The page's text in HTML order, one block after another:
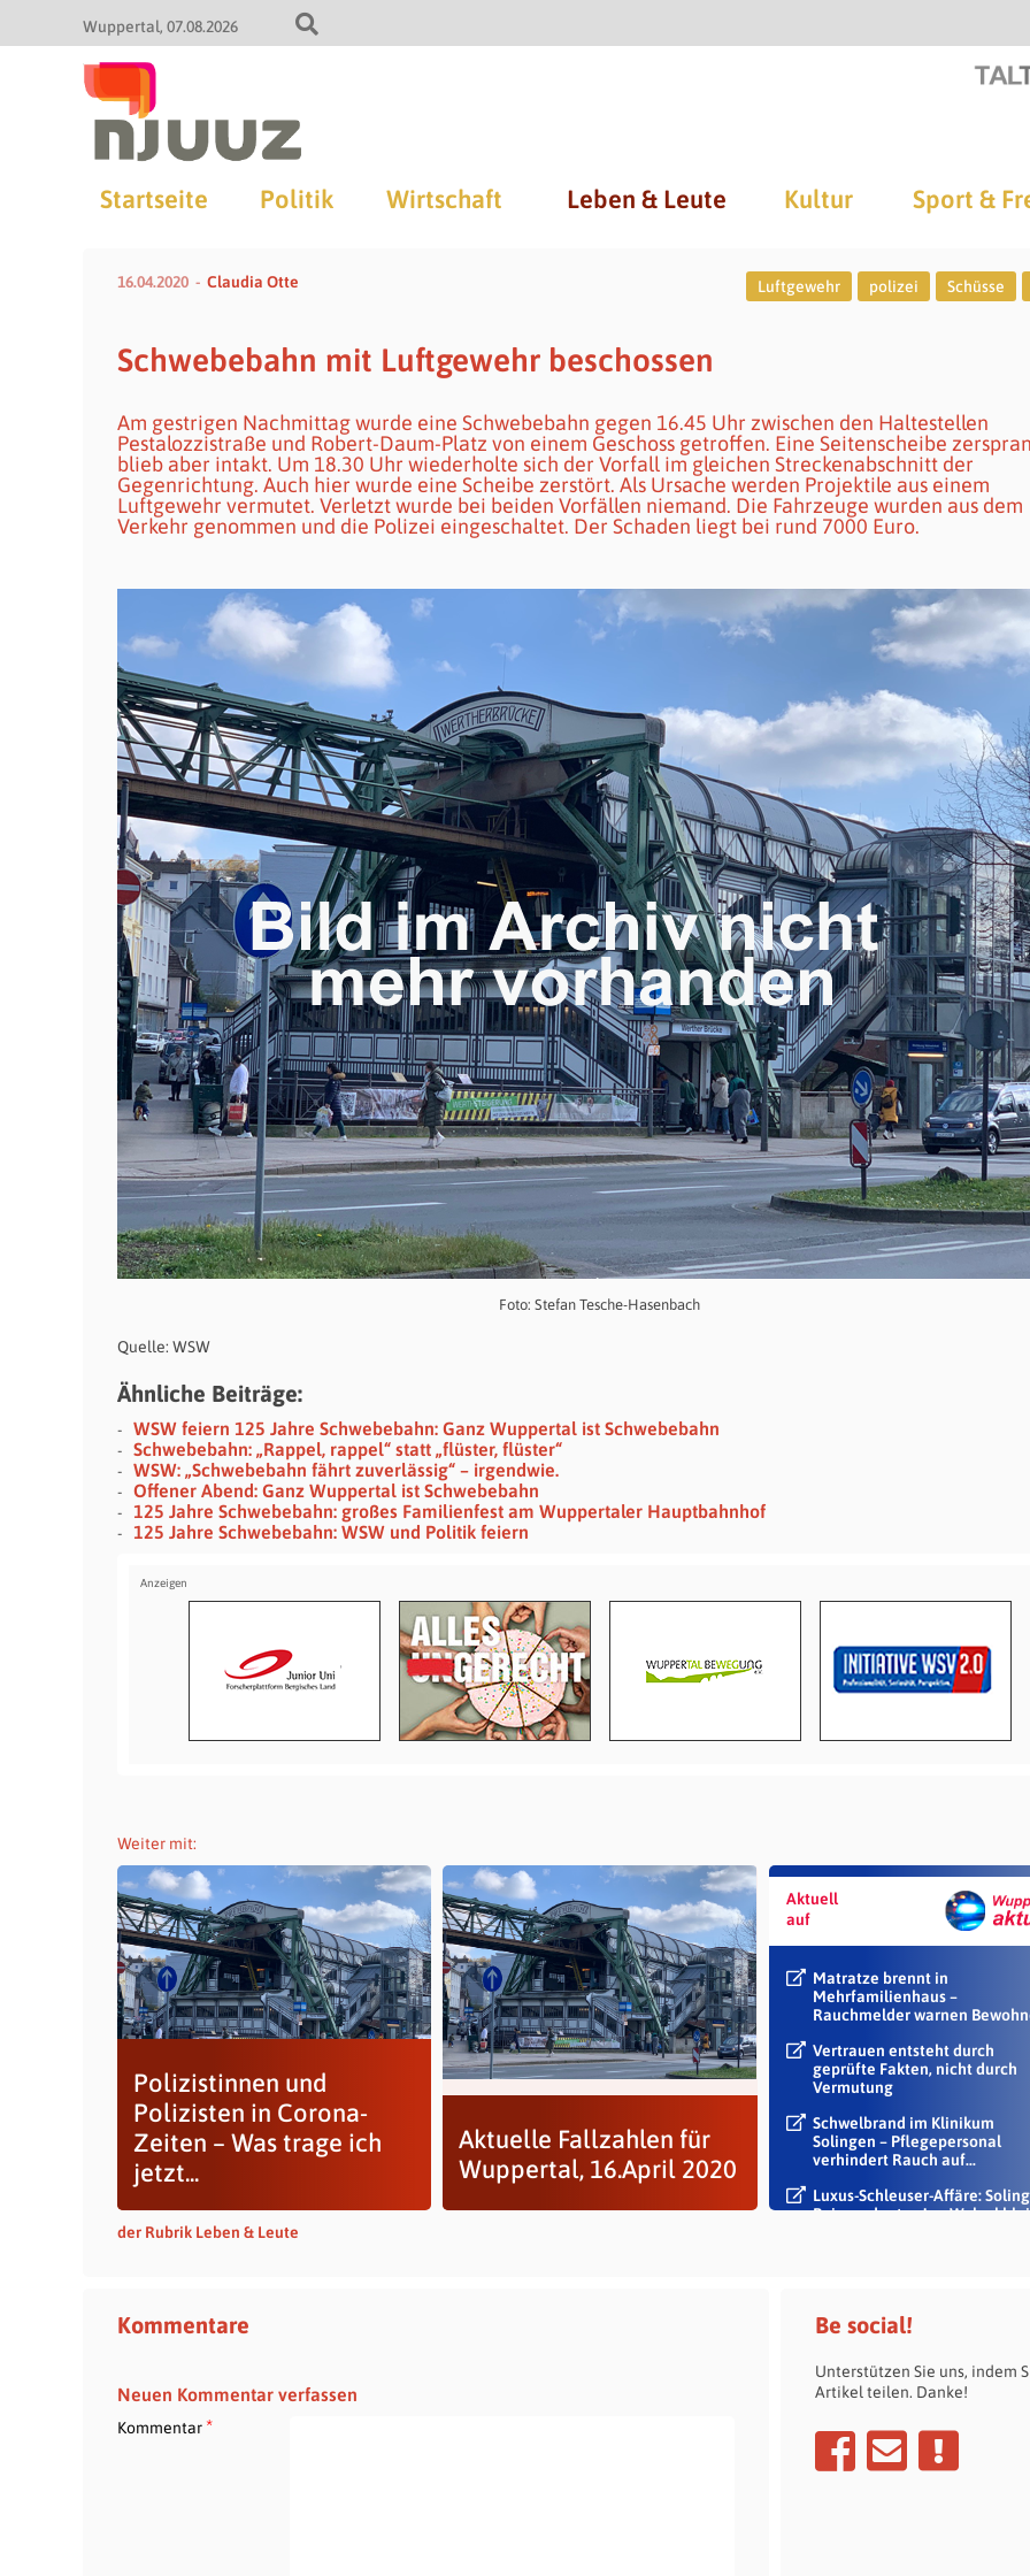
Wuppertal 07.08.2026
Startseite Politik Wirtschaft Leben & Leute Kultur Sport &
16.04.2020 Claudia Otte Luftgewehr polizei Schüsse
Schwebebahn mit Luftgewehr beschossen
Am gestrigen Nachmittag wurde eine Schwebebahn gegen 16.45 Uhr zwischen den Haltestellen
Pestalozzistraße und Robert-Daum-Platz von einem Geschoss getroffen. Eine Seitenscheibe
blieb aber intakt. Um 18.30 Uhr wiederholte sich der Vorfall im gleichen Streckenabschnitt der
Gegenrichtung. Auch hier wurde eine Scheibe zerstört. Als Ursache werden Projektile aus einem
Luftgewehr vermutet. Verletzt wurde bei beiden Vorfällen niemand. Die Fahrzeuge wurden aus dem
Verkehr genommen und die Polizei eingeschaltet. Der Schaden liegt bei rund 7000 Euro.
Foto: Stefan Tesche-Hasenbach
Quelle: WSW
Ähnliche Beiträge:
WSW feiern 125 Jahre Schwebebahn: Ganz Wuppertal ist Schwebebahn
Schwebebahn: „Rappel, rappel“ statt „flüster, flüster“
WSW: „Schwebebahn fährt zuverlässig“ – irgendwie.
Offener Abend: Ganz Wuppertal ist Schwebebahn
125 Jahre Schwebebahn: großes Familienfest am Wuppertaler Hauptbahnhof
125 Jahre Schwebebahn: WSW und Politik feiern
Weiter mit:
Polizistinnen und
Polizisten in Corona-
Zeiten – Was trage ich
jetzt...
Aktuelle Fallzahlen für
Wuppertal, 16.April 2020
Aktuell
auf
Matratze brennt in
Mehrfamilienhaus –
Rauchmelder warnen
Vertrauen entsteht durch
geprüfte Fakten, nicht durch
Vermutung
Schwelbrand im Klinikum
Solingen – Pflegepersonal
verhindert Rauch auf...
Luxus-Schleuser-Affäre:
Beigeordneter Jan Welzel
der Rubrik Leben & Leute
Kommentare
Neuen Kommentar verfassen
Kommentar*
Be social!
Unterstützen Sie uns, indem
Artikel teilen. Danke!